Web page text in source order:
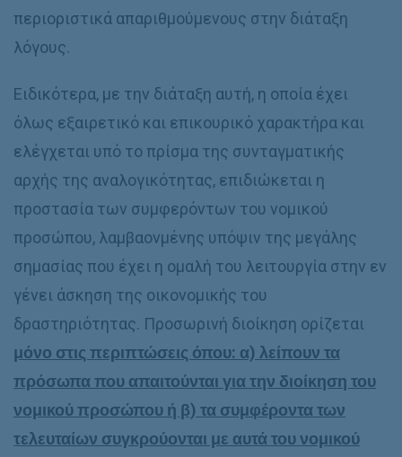
περιοριστικά απαριθμούμενους στην διάταξη
λόγους.
Eιδικότερα, με την διάταξη αυτή, η οποία έχει
όλως εξαιρετικό και επικουρικό χαρακτήρα και
ελέγχεται υπό το πρίσμα της συνταγματικής
αρχής της αναλογικότητας, επιδιώκεται η
προστασία των συμφερόντων του νομικού
προσώπου, λαμβαονμένης υπόψιν της μεγάλης
σημασίας που έχει η ομαλή του λειτουργία στην εν
γένει άσκηση της οικονομικής του
δραστηριότητας. Προσωρινή διοίκηση ορίζεται
μόνο στις περιπτώσεις όπου: α) λείπουν τα
πρόσωπα που απαιτούνται για την διοίκηση του
νομικού προσώπου ή β) τα συμφέροντα των
τελευταίων συγκρούονται με αυτά του νομικού